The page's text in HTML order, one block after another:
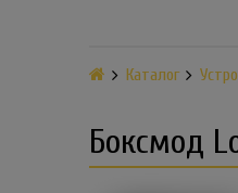
Каталог
Боксмод